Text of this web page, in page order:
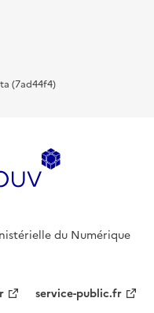
(7ad44f4)
du Numérique
service-public.fr